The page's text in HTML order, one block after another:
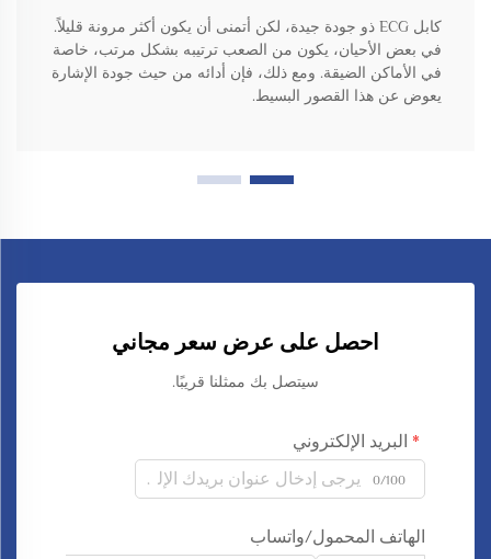
كابل ECG ذو جودة جيدة، لكن أتمنى أن يكون أكثر مرونة قليلاً.
في بعض الأحيان، يكون من الصعب ترتيبه بشكل مرتب، خاصة
في الأماكن الضيقة. ومع ذلك، فإن أدائه من حيث جودة الإشارة
يعوض عن هذا القصور البسيط.
احصل على عرض سعر مجاني
سيتصل بك ممثلنا قريبًا.
البريد الإلكتروني
0/100
الهاتف المحمول/واتساب